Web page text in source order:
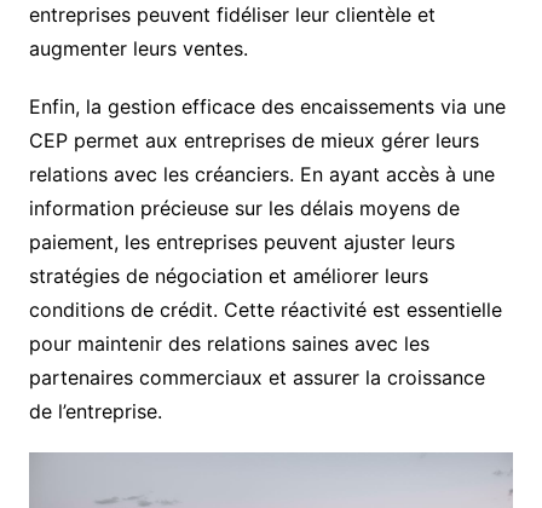
entreprises peuvent fidéliser leur clientèle et
augmenter leurs ventes.
Enfin, la gestion efficace des encaissements via une
CEP permet aux entreprises de mieux gérer leurs
relations avec les créanciers. En ayant accès à une
information précieuse sur les délais moyens de
paiement, les entreprises peuvent ajuster leurs
stratégies de négociation et améliorer leurs
conditions de crédit. Cette réactivité est essentielle
pour maintenir des relations saines avec les
partenaires commerciaux et assurer la croissance
de l’entreprise.